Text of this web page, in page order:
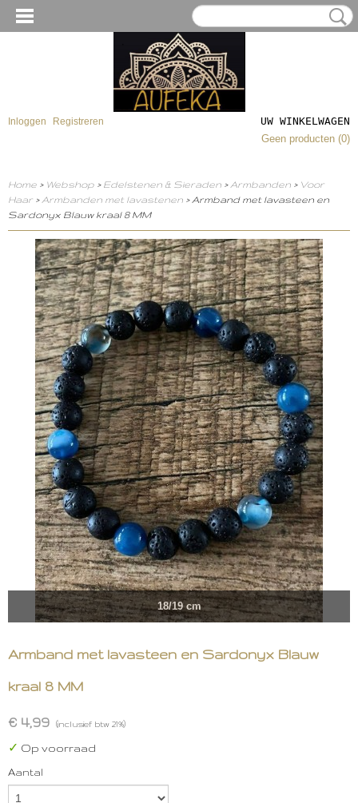
Inloggen Registreren
UW WINKELWAGEN
Geen producten (0)
Home > Webshop > Edelstenen & Sieraden > Armbanden > Voor
Haar > Armbanden met lavastenen > Armband met lavasteen en
Sardonyx Blauw kraal 8 MM
18/19 cm
Armband met lavasteen en Sardonyx Blauw
kraal 8 MM
€ 4,99 (inclusief btw 21%)
✓ Op voorraad
Aantal